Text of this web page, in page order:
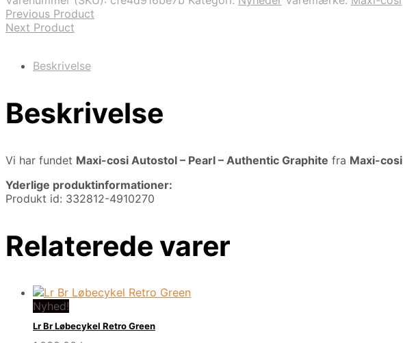
Previous Product
Next Product
Beskrivelse
Beskrivelse
Vi har fundet Maxi-cosi Autostol – Pearl – Authentic Graphite fra Maxi-cosi
Yderlige produktinformationer:
Produkt id: 332812-4910270
Relaterede varer
Nyhed!
Lr Br Løbecykel Retro Green